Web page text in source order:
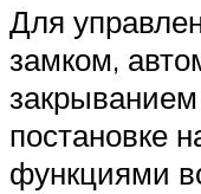
Для
замком,
закрыванием
постановке
функциями